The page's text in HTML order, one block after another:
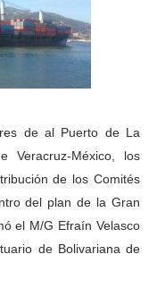
la integración
Primer Festival de
en el
a casas de abrigo
avanzan hacia el
Venezuela
2026 arrancó con
de al Puerto de La
Veracruz-México, los
de los Comités
del plan de la Gran
el M/G Efraín Velasco
de Bolivariana de